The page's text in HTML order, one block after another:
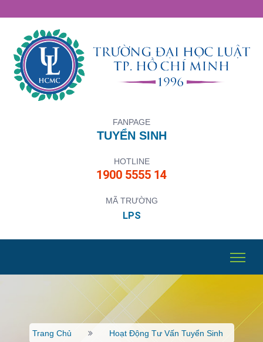
FANPAGE
TUYỂN SINH
HOTLINE
1900 5555 14
MÃ TRƯỜNG
LPS
Trang Chủ Hoạt Động Tư Vấn Tuyển Sinh